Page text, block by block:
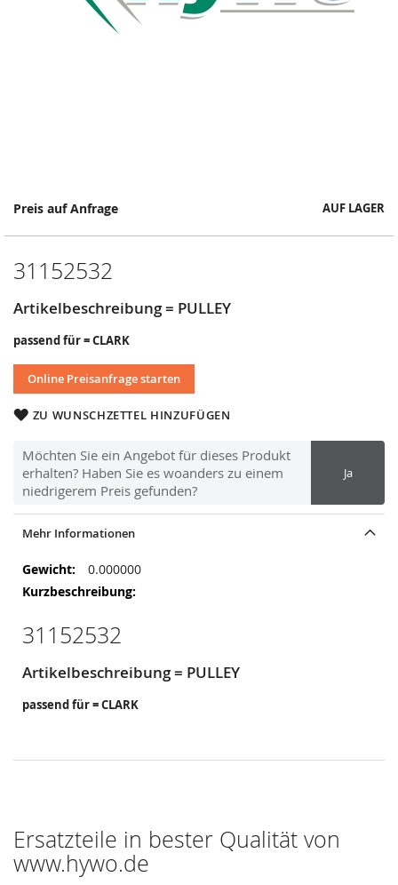
Preis auf Anfrage AUF LAGER
31152532
Artikelbeschreibung = PULLEY
passend für = CLARK
Online Preisanfrage starten
ZU WUNSCHZETTEL HINZUFÜGEN
Möchten Sie ein Angebot für dieses Produkt
erhalten? Haben Sie es woanders zu einem
niedrigerem Preis gefunden?
Ja
Springe
Anfang
Bildergalerie
Mehr Informationen
Mehr
Informationen
0.000000
31152532
Artikelbeschreibung = PULLEY
passend für = CLARK
Ersatzteile in bester Qualität von
www.hywo.de